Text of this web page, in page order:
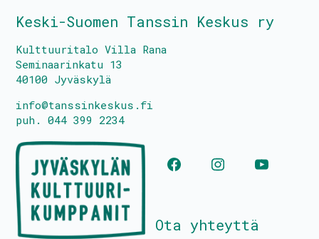
Keski-Suomen Tanssin Keskus ry
Kulttuuritalo Villa Rana
Seminaarinkatu 13
40100 Jyväskylä
info@tanssinkeskus.fi
puh. 044 399 2234
Ota yhteyttä